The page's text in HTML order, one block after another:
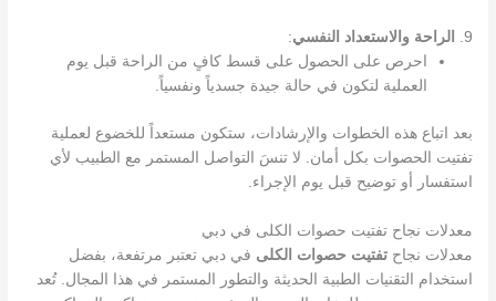
9. الراحة والاستعداد النفسي:
احرص على الحصول على قسط كافٍ من الراحة قبل يوم
العملية لتكون في حالة جيدة جسدياً ونفسياً.
بعد اتباع هذه الخطوات والإرشادات، ستكون مستعداً للخضوع لعملية
تفتيت الحصوات بكل أمان. لا تنسَ التواصل المستمر مع الطبيب لأي
استفسار أو توضيح قبل يوم الإجراء.
معدلات نجاح تفتيت حصوات الكلى في دبي
معدلات نجاحتفتيت حصوات الكلى في دبي تعتبر مرتفعة، بفضل
استخدام التقنيات الطبية الحديثة والتطور المستمر في هذا المجال. تُعد